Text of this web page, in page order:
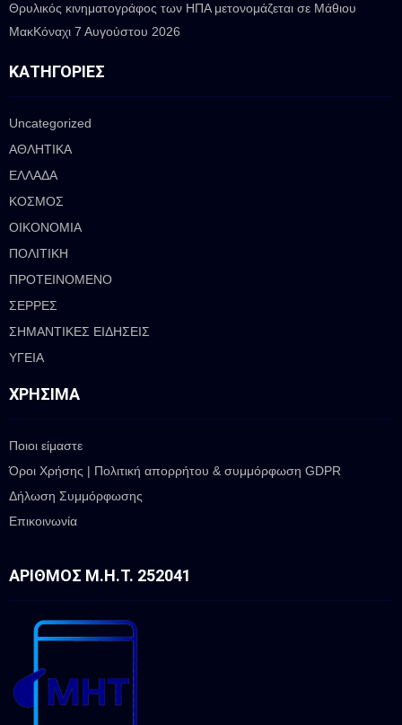
Θρυλικός κινηματογράφος των ΗΠΑ μετονομάζεται σε Μάθιου
ΜακΚόναχι 7 Αυγούστου 2026
ΚΑΤΗΓΟΡΊΕΣ
Uncategorized
ΑΘΛΗΤΙΚΑ
ΕΛΛΑΔΑ
ΚΟΣΜΟΣ
ΟΙΚΟΝΟΜΙΑ
ΠΟΛΙΤΙΚΗ
ΠΡΟΤΕΙΝΟΜΕΝΟ
ΣΕΡΡΕΣ
ΣΗΜΑΝΤΙΚΕΣ ΕΙΔΗΣΕΙΣ
ΥΓΕΙΑ
ΧΡΉΣΙΜΑ
Ποιοι είμαστε
Όροι Χρήσης | Πολιτική απορρήτου & συμμόρφωση GDPR
Δήλωση Συμμόρφωσης
Επικοινωνία
ΑΡΙΘΜΌΣ Μ.Η.Τ. 252041